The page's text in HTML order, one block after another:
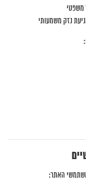
משפטי
נזק משמעותי
האתר: